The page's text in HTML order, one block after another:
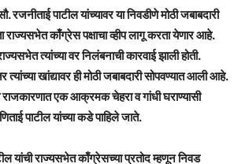
रजनीताई पाटील यांच्यावर या निवडीणे मोठी जबाबदारी
काँग्रेस पक्षाचा व्हीप लागू करता येणार आहे.
त्यांच्या वर निलंबनाची कारवाई झाली होती.
त्यांच्या खांद्यावर ही मोठी जबाबदारी सोपवण्यात आली आहे.
राजकारणात एक आक्रमक चेहरा व गांधी घराण्यासी
पाटील यांच्या कडे पाहिले जाते.
यांची राज्यसभेत काँग्रेसच्या प्रतोद म्हणून निवड